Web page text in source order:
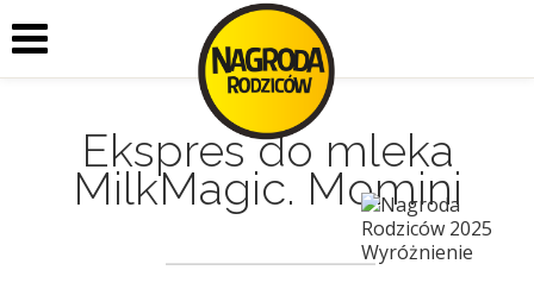
Ekspres do mleka
MilkMagic. Momini